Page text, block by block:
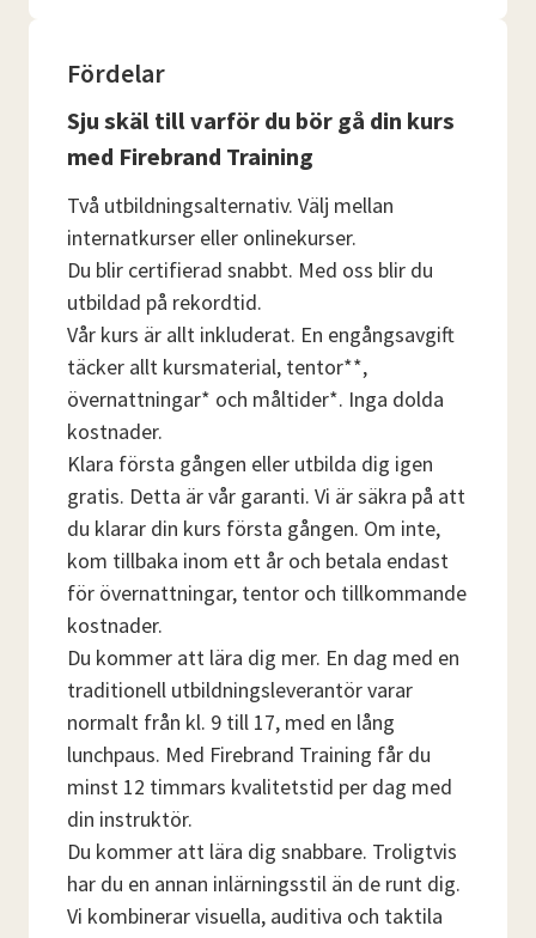
Fördelar
Sju skäl till varför du bör gå din kurs
med Firebrand Training
Två utbildningsalternativ. Välj mellan
internatkurser eller onlinekurser.
Du blir certifierad snabbt. Med oss ​​blir du
utbildad på rekordtid.
Vår kurs är allt inkluderat. En engångsavgift
täcker allt kursmaterial, tentor**,
övernattningar* och måltider*. Inga dolda
kostnader.
Klara första gången eller utbilda dig igen
gratis. Detta är vår garanti. Vi är säkra på att
du klarar din kurs första gången. Om inte,
kom tillbaka inom ett år och betala endast
för övernattningar, tentor och tillkommande
kostnader.
Du kommer att lära dig mer. En dag med en
traditionell utbildningsleverantör varar
normalt från kl. 9 till 17, med en lång
lunchpaus. Med Firebrand Training får du
minst 12 timmars kvalitetstid per dag med
din instruktör.
Du kommer att lära dig snabbare. Troligtvis
har du en annan inlärningsstil än de runt dig.
Vi kombinerar visuella, auditiva och taktila